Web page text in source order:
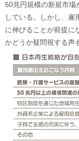
50兆円規模の新規市場
している。しかし、雇
に伸びることが前提に
かどうか疑問視する声